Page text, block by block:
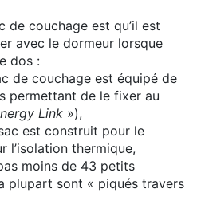
de couchage est qu’il est
avec le dormeur lorsque
dos :
de couchage est équipé de
permettant de le fixer au
Link »),
est construit pour le
thermique,
moins de 43 petits
plupart sont « piqués travers